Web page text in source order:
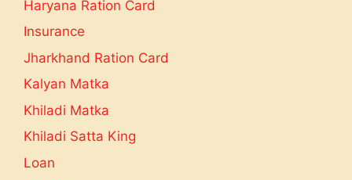
Haryana Ration Card
Insurance
Jharkhand Ration Card
Kalyan Matka
Khiladi Matka
Khiladi Satta King
Loan